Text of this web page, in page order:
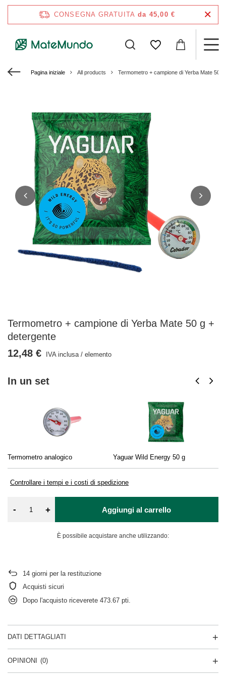
CONSEGNA GRATUITA da 45,00 €
Pagina iniziale All products Termometro + campione di Yerba Mate 50
Termometro + campione di Yerba Mate 50 g +
detergente
In un set
Termometro analogico Yaguar Wild Energy 50 g
Controllare i tempi e i costi di spedizione
12,48 € IVA inclusa/ elemento
- + Aggiungi al carrello
È possibile acquistare anche utilizzando:
14 giorni per la restituzione
Acquisti sicuri
Dopo l'acquisto riceverete 473.67 pti.
DATI DETTAGLIATI
OPINIONI (0)